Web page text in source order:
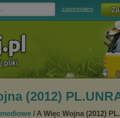
zapomniałem
(2012)
/ A Więc Wojna (2012)